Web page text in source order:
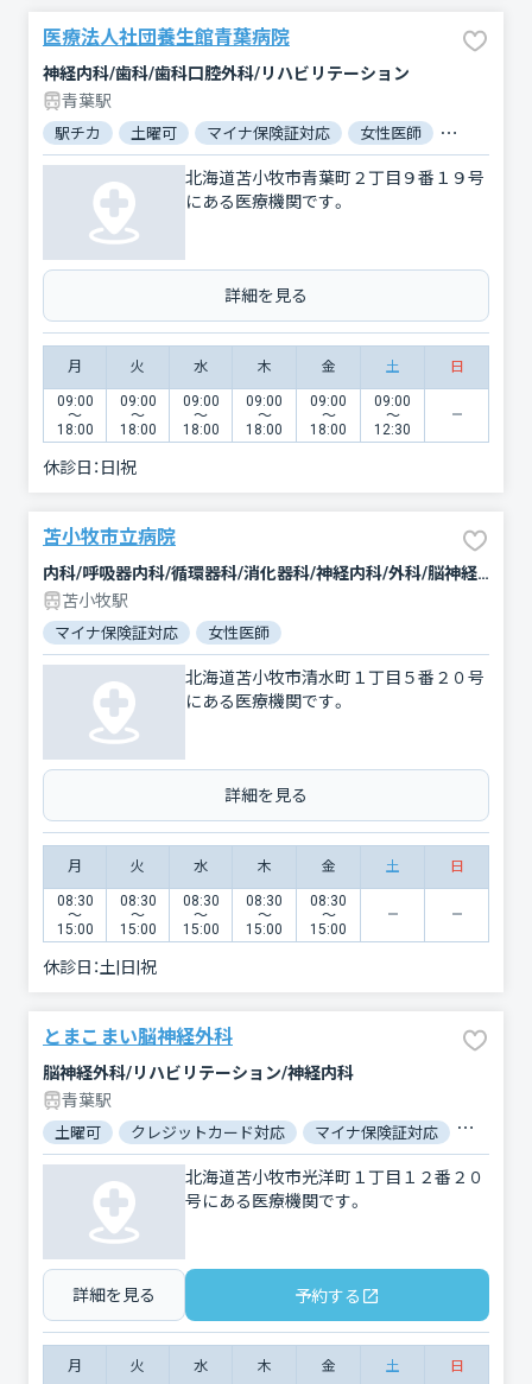
医療法人社団養生館青葉病院
神経内科/歯科/歯科口腔外科/リハビリテーション
青葉駅
駅チカ 土曜可 マイナ保険証対応 女性医師 駐車場あり
北海道苫小牧市青葉町２丁目９番１９号
にある医療機関です。
詳細を見る
月 火 水 木 金 土 日
09:00
〜
18:00
09:00
〜
18:00
09:00
〜
18:00
09:00
〜
18:00
09:00
〜
18:00
09:00
〜
12:30
休診日： 日|祝
苫小牧市立病院
内科/呼吸器内科/循環器科/消化器科/神経内科/外科/脳神経外科/整形外科/形成外科/小児科/新生児科/産婦人科/眼科/耳鼻咽喉科/皮膚科/泌尿器科/歯科/歯科口腔外科/リハビリテーション/放射線科/臨床検査・病理診断/麻酔科
苫小牧駅
マイナ保険証対応 女性医師
北海道苫小牧市清水町１丁目５番２０号
にある医療機関です。
詳細を見る
月 火 水 木 金 土 日
08:30
〜
15:00
08:30
〜
15:00
08:30
〜
15:00
08:30
〜
15:00
08:30
〜
15:00
休診日：土|日|祝
とまこまい脳神経外科
脳神経外科/リハビリテーション/神経内科
青葉駅
土曜可 クレジットカード対応 マイナ保険証対応 駐車場
北海道苫小牧市光洋町１丁目１２番２０
号にある医療機関です。
詳細を見る 予約する
月 火 水 木 金 土 日